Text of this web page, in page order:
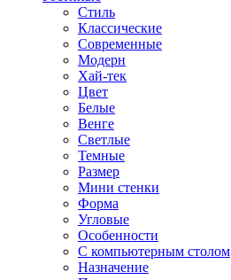
Стиль
Классические
Современные
Модерн
Хай-тек
Цвет
Белые
Венге
Светлые
Темные
Размер
Мини стенки
Форма
Угловые
Особенности
С компьютерным столом
Назначение